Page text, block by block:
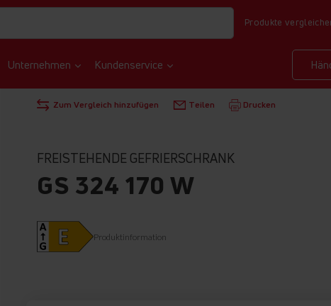
Produkte
Unternehmen Kundenservice
FREISTEHENDE GEFRIERSCHRÄNKE
Zum Vergleich hinzufügen Teilen Drucken
FREISTEHENDE GEFRIERSCHRANK
GS 324 170 W
Produktinformation